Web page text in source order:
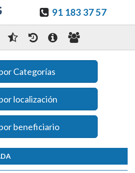
91 183 37 57
Categorías
localización
beneficiario